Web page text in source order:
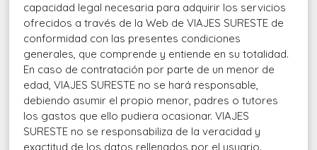
capacidad legal necesaria para adquirir los servicios
ofrecidos a través de la Web de VIAJES SURESTE de
conformidad con las presentes condiciones
generales, que comprende y entiende en su totalidad.
En caso de contratación por parte de un menor de
edad, VIAJES SURESTE no se hará responsable,
debiendo asumir el propio menor, padres o tutores
los gastos que ello pudiera ocasionar. VIAJES
SURESTE no se responsabiliza de la veracidad y
exactitud de los datos rellenados por el usuario.